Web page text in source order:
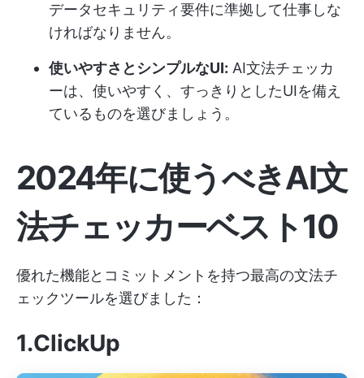
データセキュリティ要件に準拠して仕事しな
ければなりません。
使いやすさとシンプルなUI: AI文法チェッカ
ーは、使いやすく、すっきりとしたUIを備え
ているものを選びましょう。
2024年に使うべきAI文
法チェッカーベスト10
優れた機能とコミットメントを持つ最高の文法チ
ェックツールを選びました：
1.ClickUp